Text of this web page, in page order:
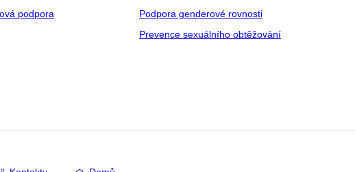
podpora
Podpora genderové rovnosti
Prevence sexuálního obtěžování